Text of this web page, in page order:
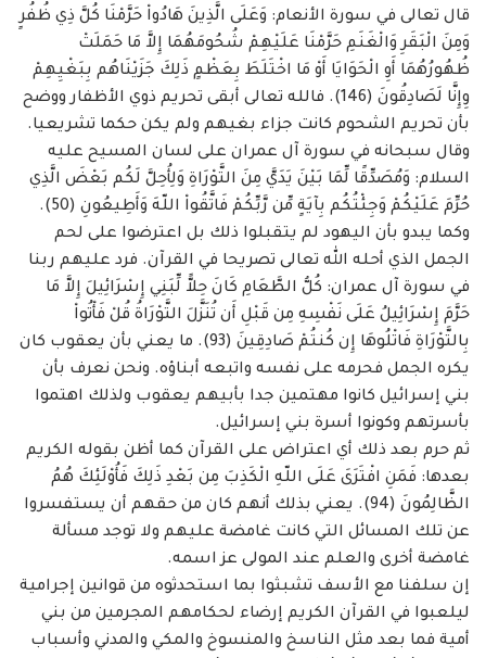
قال تعالى في سورة الأنعام: وَعَلَى الَّذِينَ هَادُواْ حَرَّمْنَا كُلَّ ذِي ظُفُرٍ
وَمِنَ الْبَقَرِ وَالْغَنَمِ حَرَّمْنَا عَلَيْهِمْ ‏شُحُومَهُمَا إِلاَّ مَا حَمَلَتْ
ظُهُورُهُمَا أَوِ الْحَوَايَا أَوْ مَا اخْتَلَطَ بِعَظْمٍ ذَلِكَ جَزَيْنَاهُم بِبَغْيِهِمْ
وِإِنَّا لَصَادِقُونَ ‏‏(146). فالله تعالى أبقى تحريم ذوي الأظفار ووضح
بأن تحريم الشحوم كانت جزاء بغيهم ولم يكن ‏حكما تشريعيا.
وقال سبحانه في سورة آل عمران على لسان المسيح عليه
السلام: وَمُصَدِّقًا لِّمَا بَيْنَ ‏يَدَيَّ مِنَ التَّوْرَاةِ وَلِأُحِلَّ لَكُم بَعْضَ الَّذِي
حُرِّمَ عَلَيْكُمْ وَجِئْتُكُم بِآيَةٍ مِّن رَّبِّكُمْ فَاتَّقُواْ اللّهَ وَأَطِيعُونِ (50).
‏وكما يبدو بأن اليهود لم يتقبلوا ذلك بل اعترضوا على لحم
الجمل الذي أحله الله تعالى تصريحا في ‏القرآن. فرد عليهم ربنا
في سورة آل عمران: كُلُّ الطَّعَامِ كَانَ حِلاًّ لِّبَنِي إِسْرَائِيلَ إِلاَّ مَا
حَرَّمَ إِسْرَائِيلُ عَلَى ‏نَفْسِهِ مِن قَبْلِ أَن تُنَزَّلَ التَّوْرَاةُ قُلْ فَأْتُواْ
بِالتَّوْرَاةِ فَاتْلُوهَا إِن كُنتُمْ صَادِقِينَ (93). ما يعني بأن يعقوب كان
‏يكره الجمل فحرمه على نفسه واتبعه أبناؤه. ونحن نعرف بأن
بني إسرائيل كانوا مهتمين جدا بأبيهم ‏يعقوب ولذلك اهتموا
بأسرتهم وكونوا أسرة بني إسرائيل. ‏
ثم حرم بعد ذلك أي اعتراض على القرآن كما أظن بقوله الكريم
بعدها: فَمَنِ افْتَرَىَ عَلَى اللّهِ ‏الْكَذِبَ مِن بَعْدِ ذَلِكَ فَأُوْلَئِكَ هُمُ
الظَّالِمُونَ (94). يعني بذلك أنهم كان من حقهم أن يستفسروا
عن ‏تلك المسائل التي كانت غامضة عليهم ولا توجد مسألة
غامضة أخرى والعلم عند المولى عز اسمه. ‏
إن سلفنا مع الأسف تشبثوا بما استحدثوه من قوانين إجرامية
ليلعبوا في القرآن الكريم إرضاء ‏لحكامهم المجرمين من بني
أمية فما بعد مثل الناسخ والمنسوخ والمكي والمدني وأسباب